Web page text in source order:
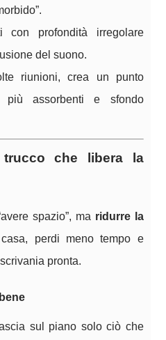
profondità irregolare
del suono.
riunioni, crea un punto
più assorbenti e sfondo
che libera la
spazio”, ma ridurre la
perdi meno tempo e
pronta.
sul piano solo ciò che